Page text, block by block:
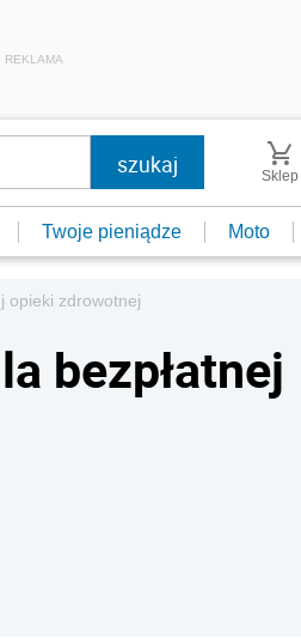
REKLAMA
Sklep
Twoje pieniądze Moto
opieki zdrowotnej
bezpłatnej